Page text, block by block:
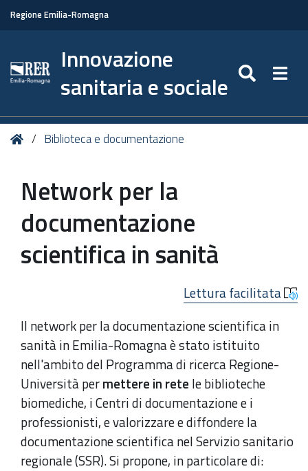
Regione Emilia-Romagna
Innovazione
sanitaria e sociale
Tu HomeBiblioteca e documentazione
Network per la
documentazione
scientifica in sanità
Lettura facilitata
Il network per la documentazione scientifica in
sanità in Emilia-Romagna è stato istituito
nell'ambito del Programma di ricerca Regione-
Università permettere in rete le biblioteche
biomediche, i Centri di documentazione e i
professionisti, e valorizzare e diffondere la
documentazione scientifica nel Servizio sanitario
regionale (SSR). Si propone, in particolare di: